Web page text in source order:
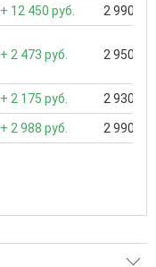
+ 12 450 руб. 2 990
+ 2 473 руб. 2 950
+ 2 175 руб. 2 930
+ 2 988 руб. 2 990